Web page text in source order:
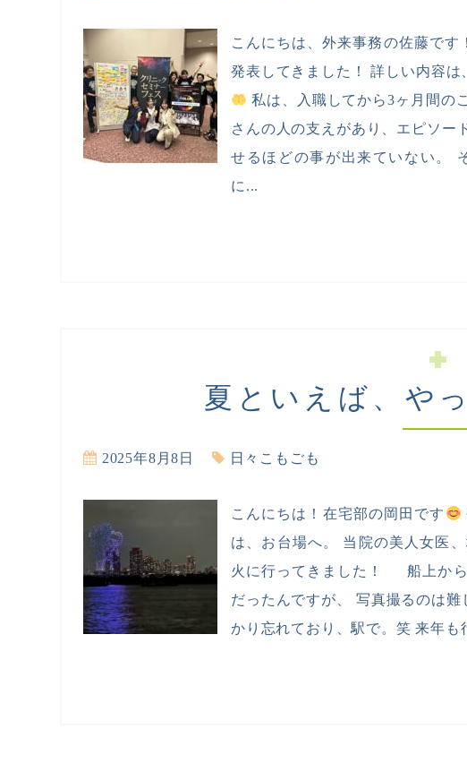
こんにちは、外来事務の佐藤で
発表してきました！ 詳しい内容
私は、入職してから3ヶ月間の
さんの人の支えがあり、エピソー
せるほどの事が出来ていない。
に...
夏といえば、や
2025年8月8日 日々こもごも
こんにちは！在宅部の岡田です
は、お台場へ。 当院の美人女医
火に行ってきました！ 船上から
だったんですが、 写真撮るのは難
かり忘れており、駅で。笑 来年も